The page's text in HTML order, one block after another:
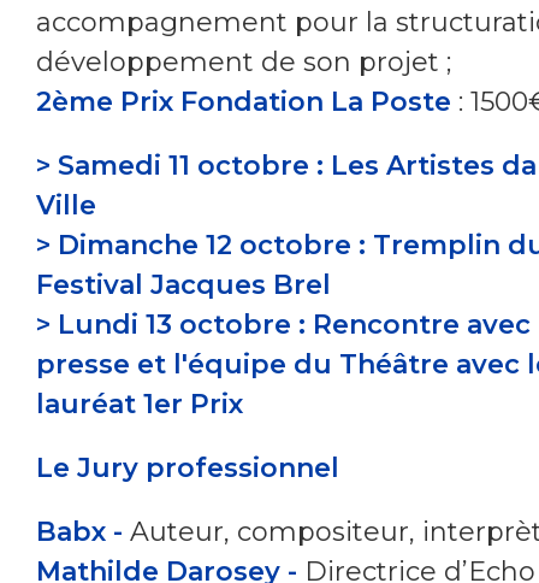
accompagnement pour la
développement de son projet ;
2ème Prix Fondation La Poste :
> Samedi 11 octobre : Les Artistes
Ville
> Dimanche 12 octobre : Tremplin
Festival Jacques Brel
> Lundi 13 octobre : Rencontre avec
presse et l'équipe du Théâtre avec
lauréat 1er Prix
Le Jury professionnel
Babx - Auteur, compositeur,
Mathilde Darosey - Directrice d’Echo